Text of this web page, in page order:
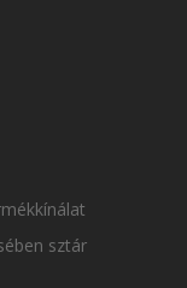
sztár